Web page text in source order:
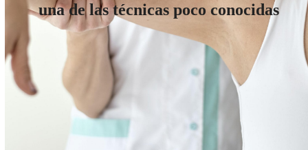
una de las técnicas poco conocidas